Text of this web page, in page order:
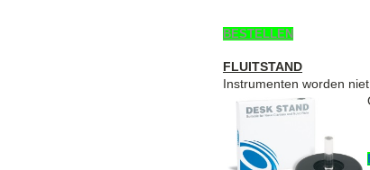
BESTELLEN
FLUITSTAND
Instrumenten worden